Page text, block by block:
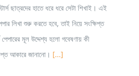
ছাত্রদের হাতে ধরে ধরে সেটা শিখাই। এই
লিখা শুরু করতে হবে, তাই নিয়ে সংক্ষিপ্ত
মূল উদ্দেশ্য হলো গবেষণায় কী
আকারে জানানো। [...]